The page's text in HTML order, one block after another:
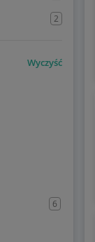
2
Wyczyść
6